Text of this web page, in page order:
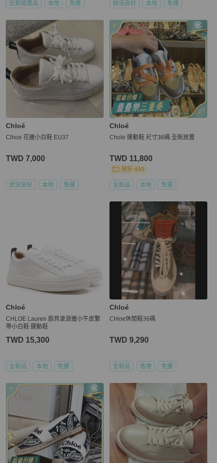
近新閒置品 本地 免運 狀況良好 本地 免運
Chloé
Clhoe 花邊小白鞋 EU37
TWD 7,000
狀況良好 本地 免運
Chloé
Chole 運動鞋 尺寸36碼 全新放置
TWD 11,800
現折 499
全新品 本地 免運
Chloé
CHLOE Lauren 扇貝波浪邊小牛皮繫
帶小白鞋 運動鞋
TWD 15,300
全新品 本地 免運
Chloé
Chloe休閒鞋36碼
TWD 9,290
全新品 香港 免運